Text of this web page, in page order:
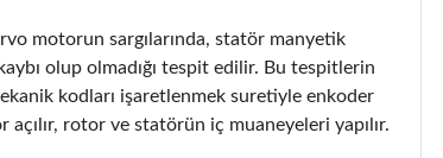
motorun sargılarında, statör manyetik
olup olmadığı tespit edilir. Bu tespitlerin
kodları işaretlenmek suretiyle enkoder
rotor ve statörün iç muaneyeleri yapılır.